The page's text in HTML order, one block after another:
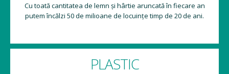
Cu toată cantitatea de lemn și hârtie aruncată în fiecare an
putem încălzi 50 de milioane de locuințe timp de 20 de ani.
PLASTIC